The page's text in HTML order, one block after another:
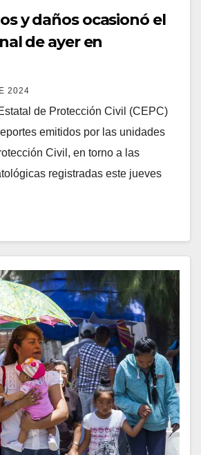
y daños ocasionó el
de ayer en
2024
de Protección Civil (CEPC)
emitidos por las unidades
Civil, en torno a las
registradas este jueves